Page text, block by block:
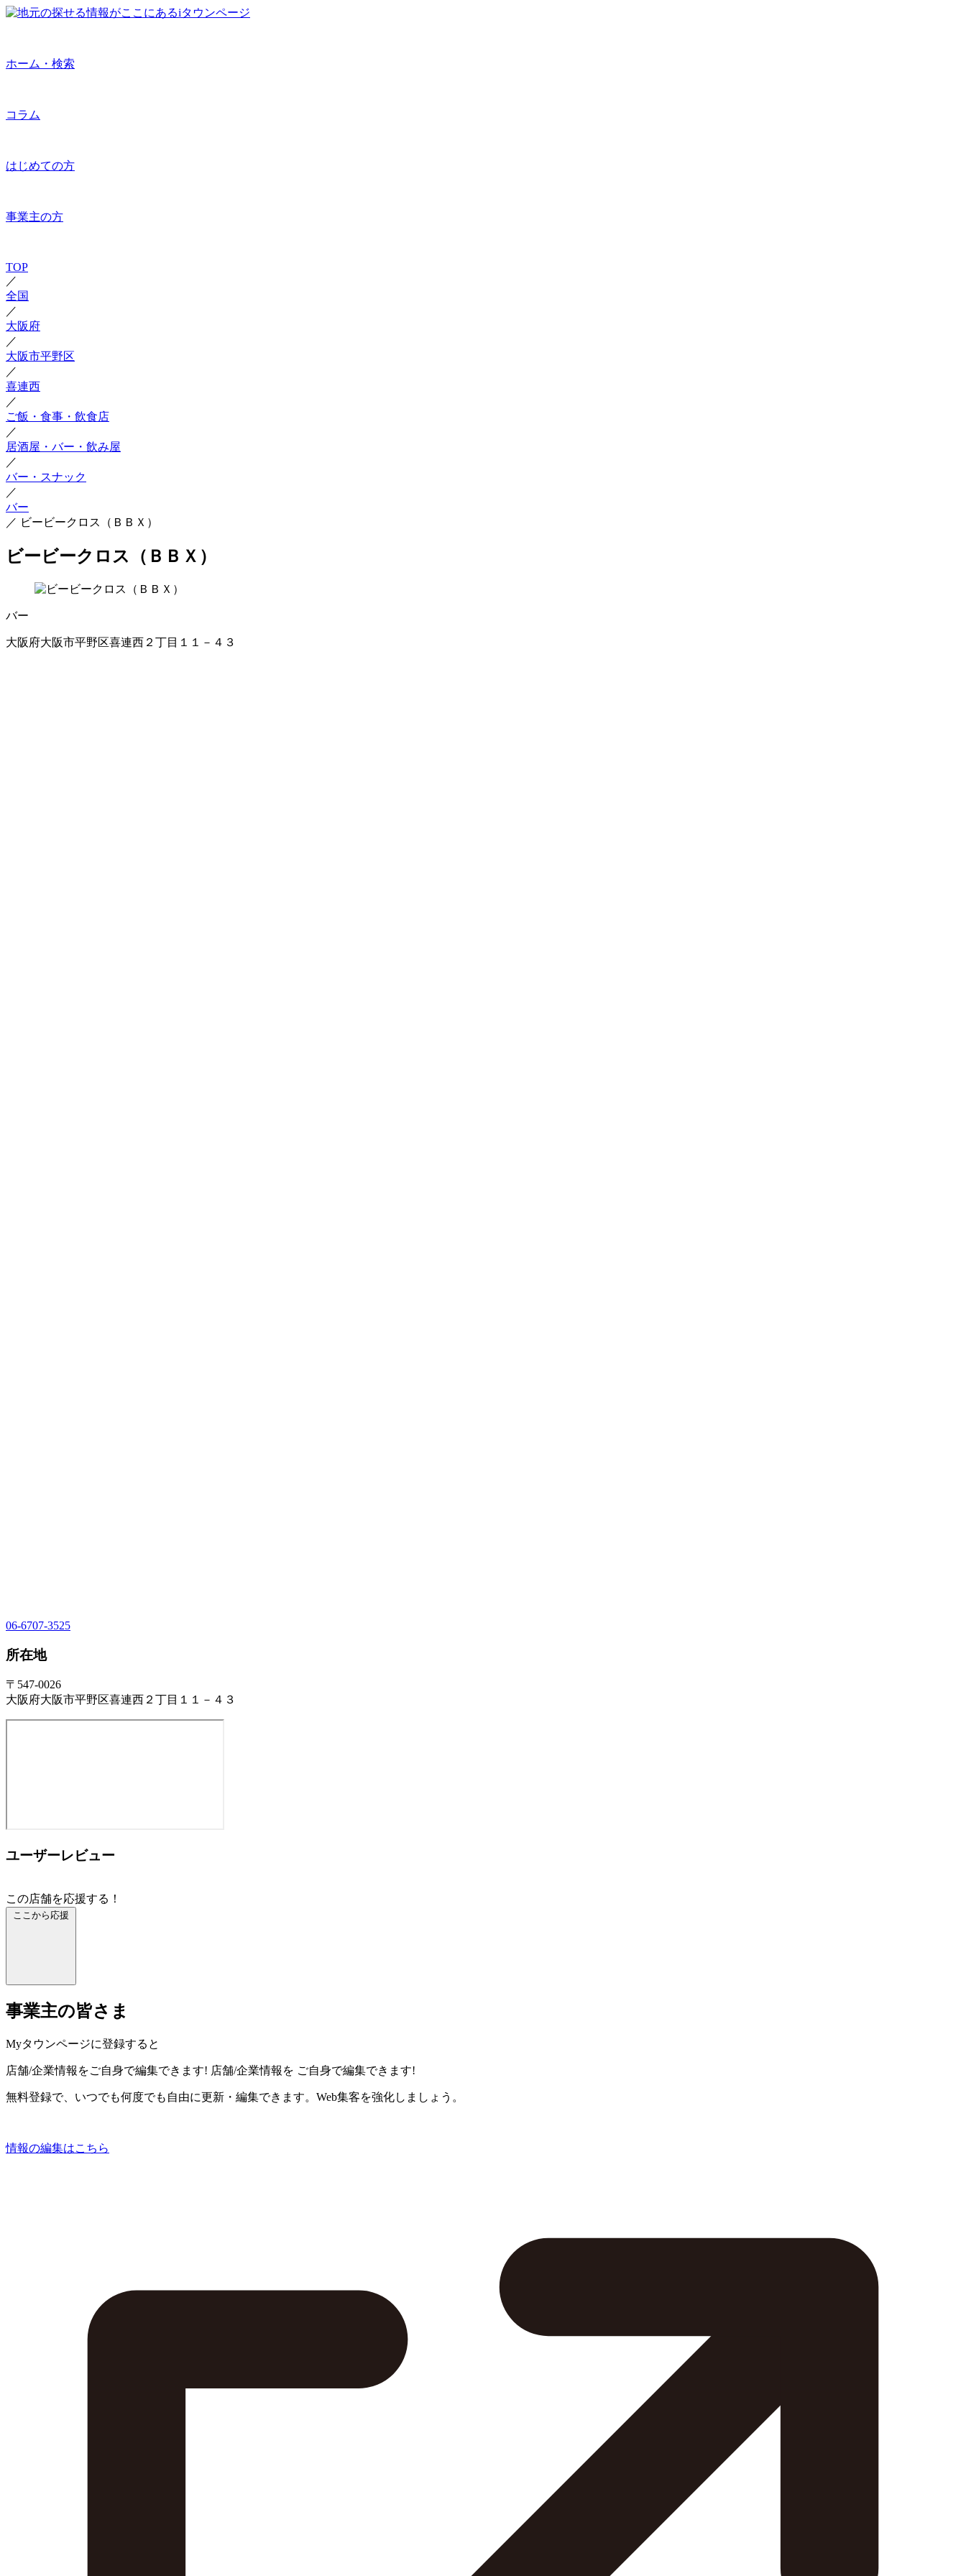
ホーム・検索
コラム
はじめての方
事業主の方
TOP
／
全国
／
大阪府
／
大阪市平野区
／
喜連西
／
ご飯・食事・飲食店
／
居酒屋・バー・飲み屋
／
バー・スナック
／
バー
／ ビービークロス（ＢＢＸ）
ビービークロス（ＢＢＸ）
バー
大阪府大阪市平野区喜連西２丁目１１－４３
06-6707-3525
所在地
〒547-0026
大阪府大阪市平野区喜連西２丁目１１－４３
ユーザーレビュー
この店舗を応援する！
ここから応援
事業主の皆さま
Myタウンページに登録すると
店舗/企業情報をご自身で編集できます! 店舗/企業情報を ご自身で編集できます!
無料登録で、いつでも何度でも自由に更新・編集できます。Web集客を強化しましょう。
情報の編集はこちら